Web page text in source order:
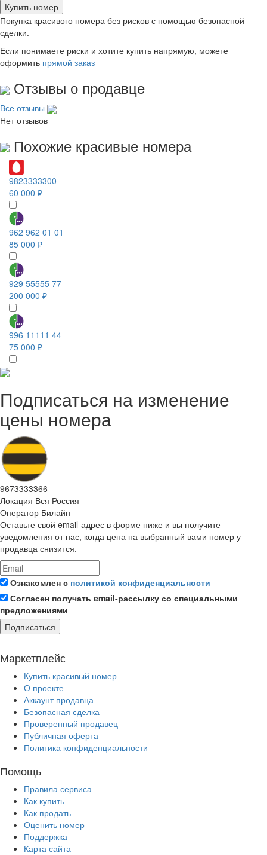
Купить номер
Покупка красивого номера без рисков с помощью безопасной
сделки.
Если понимаете риски и хотите купить напрямую, можете
оформить прямой заказ
Отзывы о продавце
Все отзывы
Нет отзывов
Похожие красивые номера
9823333300
60 000 ₽
962 962 01 01
85 000 ₽
929 55555 77
200 000 ₽
996 11111 44
75 000 ₽
Подписаться на изменение
цены номера
9673333366
Локация Вся Россия
Оператор Билайн
Оставьте свой email-адрес в форме ниже и вы получите
уведомления от нас, когда цена на выбранный вами номер у
продавца снизится.
Ознакомлен с политикой конфиденциальности
Согласен получать email-рассылку со специальными
предложениями
Подписаться
Маркетплейс
Купить красивый номер
О проекте
Аккаунт продавца
Безопасная сделка
Проверенный продавец
Публичная оферта
Политика конфиденциальности
Помощь
Правила сервиса
Как купить
Как продать
Оценить номер
Поддержка
Карта сайта